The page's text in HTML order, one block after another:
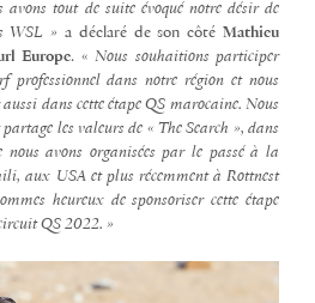
avons tout de suite évoqué notre désir de
WSL » a déclaré de son côtéMathieu
Europe. «Nous souhaitions participer
professionnel dans notre région et nous
aussi dans cette étape QS marocaine. Nous
les valeurs de « The Search », dans
nous avons organisées par le passé à la
aux USA et plus récemment à Rottnest
heureux de sponsoriser cette étape
QS 2022. »